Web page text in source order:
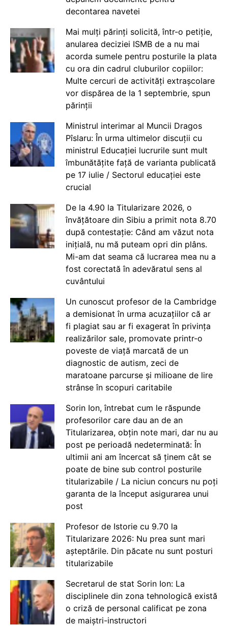
decontarea navetei
Mai mulți părinți solicită, într-o petiție,
anularea deciziei ISMB de a nu mai
acorda sumele pentru posturile la plata
cu ora din cadrul cluburilor copiilor:
Multe cercuri de activități extrașcolare
vor dispărea de la 1 septembrie, spun
părinții
Ministrul interimar al Muncii Dragos
Pîslaru: În urma ultimelor discuții cu
ministrul Educației lucrurile sunt mult
îmbunătățite față de varianta publicată
pe 17 iulie / Sectorul educației este
crucial
De la 4.90 la Titularizare 2026, o
învățătoare din Sibiu a primit nota 8.70
după contestație: Când am văzut nota
inițială, nu mă puteam opri din plâns.
Mi-am dat seama că lucrarea mea nu a
fost corectată în adevăratul sens al
cuvântului
Un cunoscut profesor de la Cambridge
a demisionat în urma acuzațiilor că ar
fi plagiat sau ar fi exagerat în privința
realizărilor sale, promovate printr-o
poveste de viață marcată de un
diagnostic de autism, zeci de
maratoane parcurse și milioane de lire
strânse în scopuri caritabile
Sorin Ion, întrebat cum le răspunde
profesorilor care dau an de an
Titularizarea, obțin note mari, dar nu au
post pe perioadă nedeterminată: În
ultimii ani am încercat să ținem cât se
poate de bine sub control posturile
titularizabile / La niciun concurs nu poți
garanta de la început asigurarea unui
post
Profesor de Istorie cu 9.70 la
Titularizare 2026: Nu prea sunt mari
așteptările. Din păcate nu sunt posturi
titularizabile
Secretarul de stat Sorin Ion: La
disciplinele din zona tehnologică există
o criză de personal calificat pe zona
de maiștri-instructori